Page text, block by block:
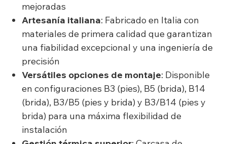
mejoradas
Artesanía italiana: Fabricado en Italia con
materiales de primera calidad que garantizan
una fiabilidad excepcional y una ingeniería de
precisión
Versátiles opciones de montaje: Disponible
en configuraciones B3 (pies), B5 (brida), B14
(brida), B3/B5 (pies y brida) y B3/B14 (pies y
brida) para una máxima flexibilidad de
instalación